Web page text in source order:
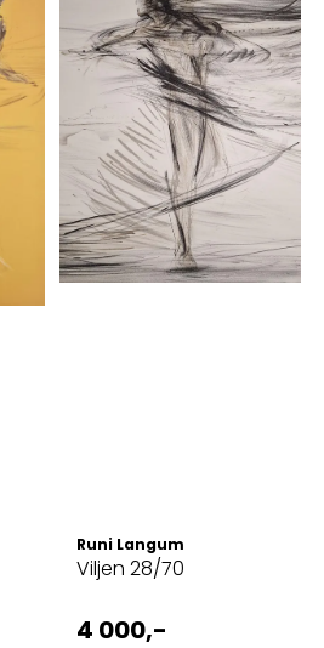
Runi Langum
Viljen 28/70
4 000,-